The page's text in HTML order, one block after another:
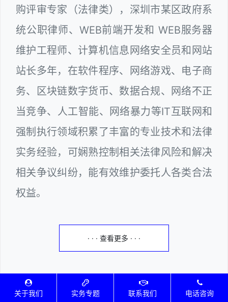
购评审专家（法律类），深圳市某区政府系
统公职律师、WEB前端开发和 WEB服务器
维护工程师、计算机信息网络安全员和网站
站长多年，在软件程序、网络游戏、电子商
务、区块链数字货币、数据合规、网络不正
当竞争、人工智能、网络暴力等IT互联网和
强制执行领域积累了丰富的专业技术和法律
实务经验，可娴熟控制相关法律风险和解决
相关争议纠纷，能有效维护委托人各类合法
权益。
· · · 查看更多 · · ·
关于我们 实务专题 联系我们 电话咨询